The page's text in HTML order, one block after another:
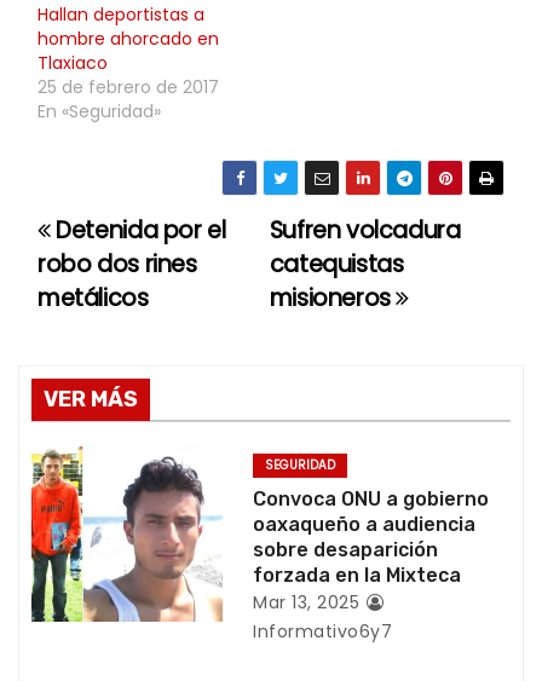
Hallan deportistas a
hombre ahorcado en
Tlaxiaco
25 de febrero de 2017
En «Seguridad»
N
a
e
g
a
c
i
Sufren volcadura
catequistas
misioneros
Detenida por el
robo dos rines
metálicos
VER MÁS
SEGURIDAD
Convoca ONU a gobierno
oaxaqueño a audiencia
sobre desaparición
forzada en la Mixteca
Mar 13, 2025
Informativo6y7